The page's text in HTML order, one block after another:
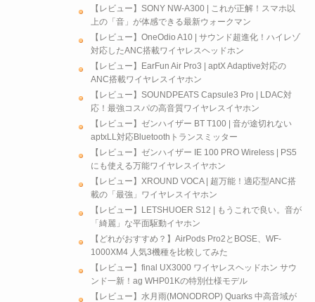
【レビュー】SONY NW-A300 | これが正解！スマホ以
上の「音」が体感できる最新ウォークマン
【レビュー】OneOdio A10 | サウンド超進化！ハイレゾ
対応したANC搭載ワイヤレスヘッドホン
【レビュー】EarFun Air Pro3 | aptX Adaptive対応の
ANC搭載ワイヤレスイヤホン
【レビュー】SOUNDPEATS Capsule3 Pro | LDAC対
応！最強コスパの高音質ワイヤレスイヤホン
【レビュー】ゼンハイザー BT T100 | 音が途切れない
aptxLL対応Bluetoothトランスミッター
【レビュー】ゼンハイザー IE 100 PRO Wireless | PS5
にも使える万能ワイヤレスイヤホン
【レビュー】XROUND VOCA | 超万能！適応型ANC搭
載の「最強」ワイヤレスイヤホン
【レビュー】LETSHUOER S12 | もうこれで良い。音が
「綺麗」な平面駆動イヤホン
【どれがおすすめ？】AirPods Pro2とBOSE、WF-
1000XM4 人気3機種を比較してみた
【レビュー】final UX3000 ワイヤレスヘッドホン サウ
ンド一新！ag WHP01Kの特別仕様モデル
【レビュー】水月雨(MONODROP) Quarks 中高音域が